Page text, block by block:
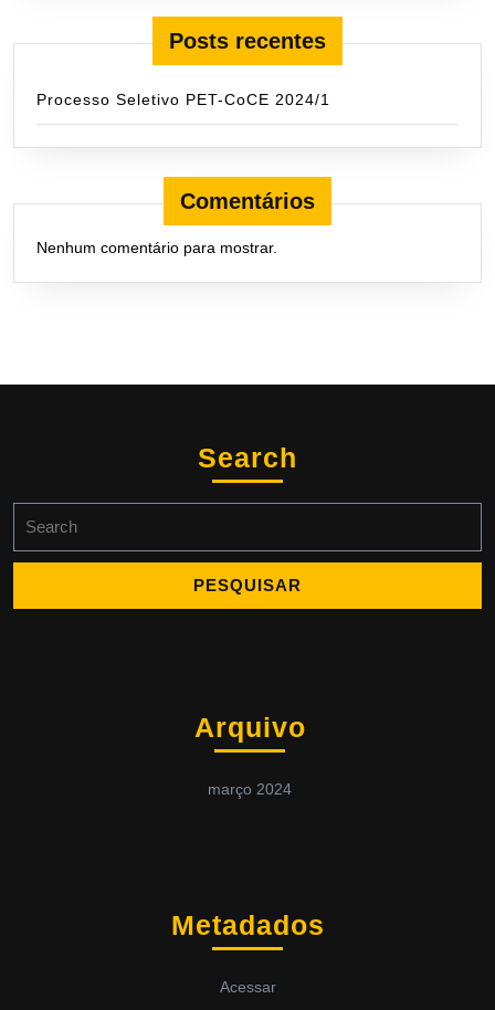
Posts recentes
Processo Seletivo PET-CoCE 2024/1
Comentários
Nenhum comentário para mostrar.
Search
for:
Arquivo
março 2024
Metadados
Acessar